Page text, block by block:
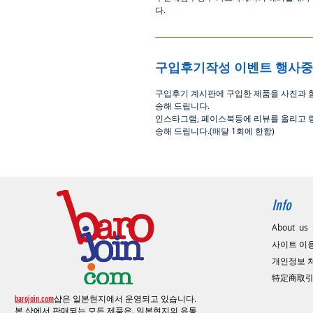
다.
구입후기작성 이벤트 행사
구입후기 계시판에 구입한 제품을 사진과
송해 드립니다.
인스타그램 페이스북등에 리뷰를 올리고
송해 드립니다.(매달 1회에 한함)
barojoin.com샵은 일본현지에서 운영되고 있습니다.
본 샵에서 판매되는 모든 제품은, 일본현지의 유통
Info
About us
사이트 이
개인정보
特定商取